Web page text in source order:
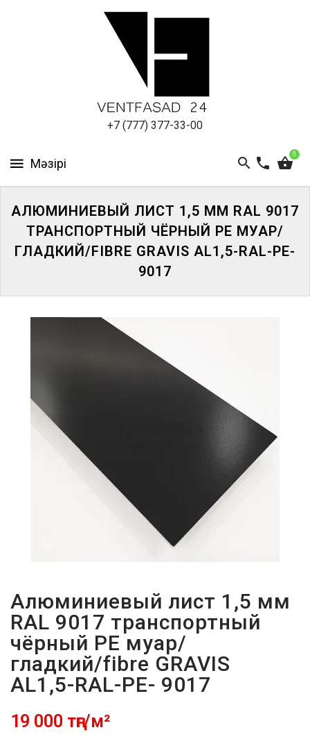
+7 (777) 377-33-00
0
ПАНЕЛИ
АЛЮМИНИЕВЫЙ ЛИСТ 1,5 ММ RAL 9017
ТРАНСПОРТНЫЙ ЧЁРНЫЙ PE МУАР/
ГЛАДКИЙ/FIBRE GRAVIS AL1,5-RAL-PE-
9017
Алюминиевый лист 1,5 мм
RAL 9017 транспортный
чёрный PE муар/
гладкий/fibre GRAVIS
AL1,5-RAL-PE- 9017
19 000 тңг/м²